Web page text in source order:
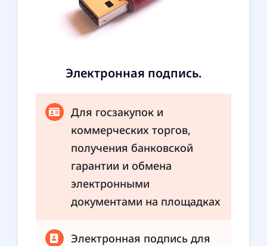
Электронная подпись.
Для госзакупок и
коммерческих торгов,
получения банковской
гарантии и обмена
электронными
документами на площадках
Электронная подпись для